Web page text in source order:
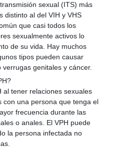
sexual (ITS) más
distinto al del VIH y VHS
que casi todos los
sexualmente activos lo
de su vida. Hay muchos
tipos pueden causar
genitales y cáncer.
al tener relaciones sexuales
con una persona que tenga el
frecuencia durante las
o anales. El VPH puede
la persona infectada no